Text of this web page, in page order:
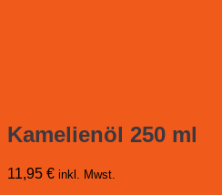
Kamelienöl 250 ml
11,95 € inkl. Mwst.